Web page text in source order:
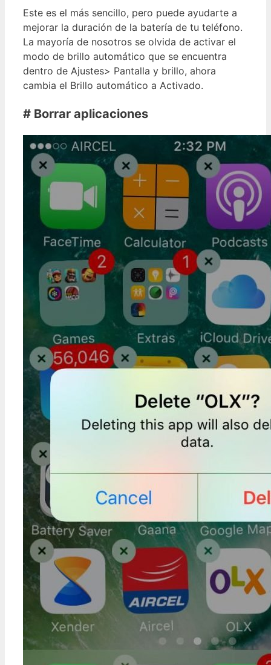
Este es el más sencillo, pero puede ayudarte a
mejorar la duración de la batería de tu teléfono.
La mayoría de nosotros se olvida de activar el
modo de brillo automático que se encuentra
dentro de Ajustes> Pantalla y brillo, ahora
cambia el Brillo automático a Activado.
# Borrar aplicaciones